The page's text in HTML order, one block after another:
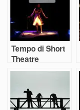
Tempo di Short
Theatre